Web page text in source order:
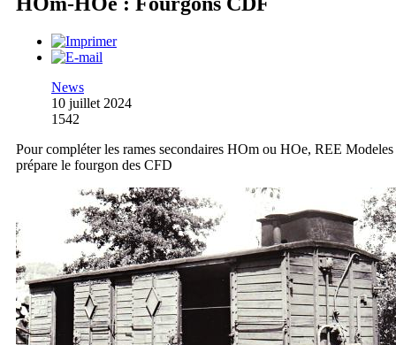
News
10 juillet 2024
1542
Pour compléter les rames secondaires HOm ou HOe, REE Modeles
prépare le fourgon des CFD